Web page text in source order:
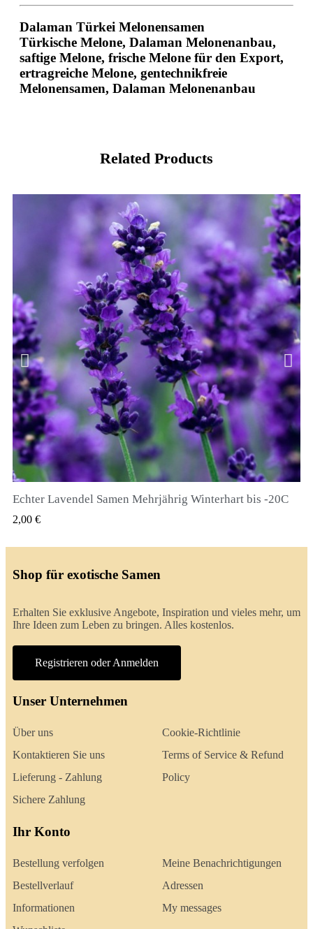
Dalaman Türkei Melonensamen
Türkische Melone, Dalaman Melonenanbau,
saftige Melone, frische Melone für den Export,
ertragreiche Melone, gentechnikfreie
Melonensamen, Dalaman Melonenanbau
Related Products
QUICK VIEW
Echter Lavendel Samen Mehrjährig Winterhart bis -20C
2,00 €
Shop für exotische Samen
Erhalten Sie exklusive Angebote, Inspiration und vieles mehr, um
Ihre Ideen zum Leben zu bringen. Alles kostenlos.
Registrieren oder Anmelden
Unser Unternehmen
Über uns
Kontaktieren Sie uns
Lieferung - Zahlung
Sichere Zahlung
Cookie-Richtlinie
Terms of Service & Refund
Policy
Ihr Konto
Bestellung verfolgen
Bestellverlauf
Informationen
Meine Benachrichtigungen
Adressen
My messages